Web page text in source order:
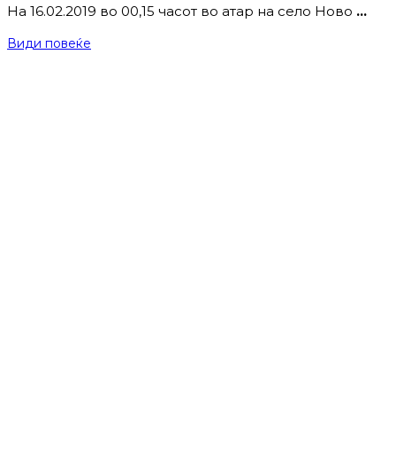
На 16.02.2019 во 00,15 часот во атар на село Ново …
Види повеќе